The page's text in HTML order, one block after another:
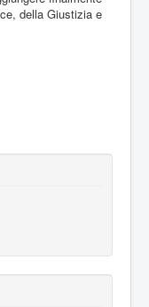
della Giustizia e